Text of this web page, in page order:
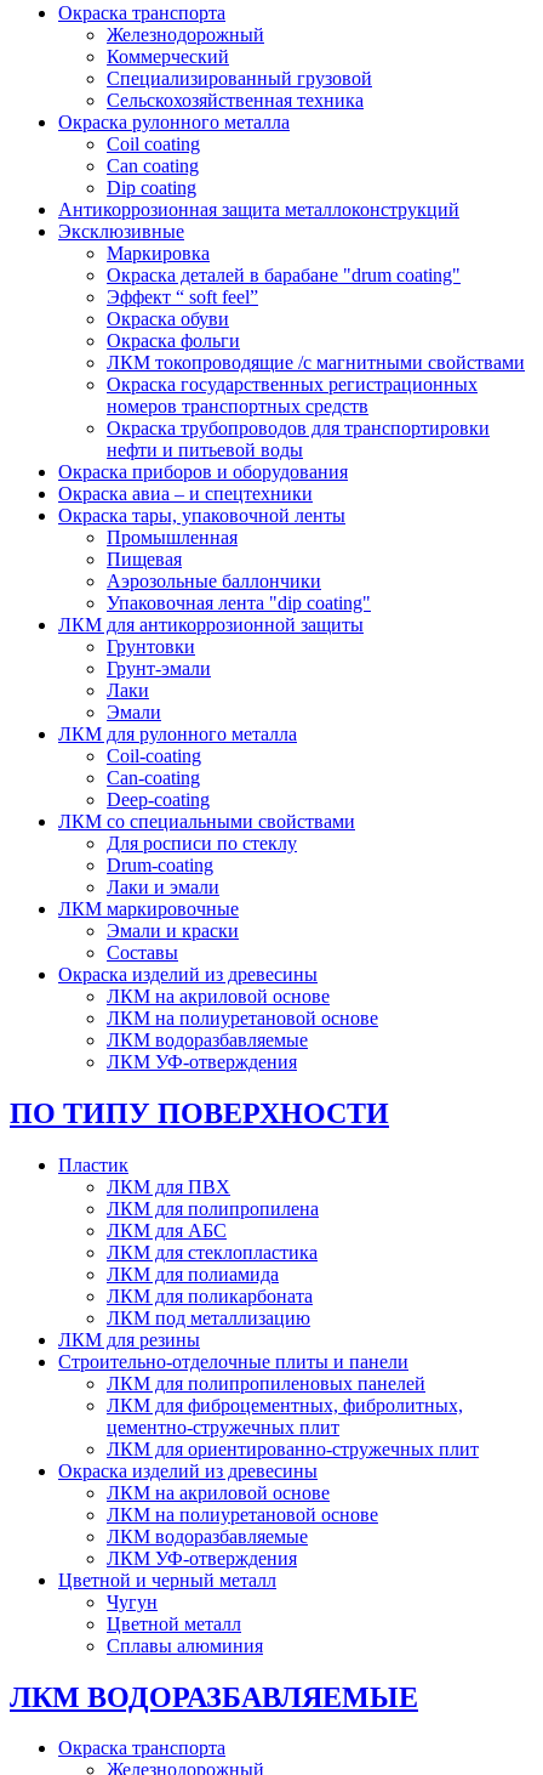
Окраска транспорта
Железнодорожный
Коммерческий
Специализированный грузовой
Сельскохозяйственная техника
Окраска рулонного металла
Coil coating
Can coating
Dip coating
Антикоррозионная защита металлоконструкций
Эксклюзивные
Маркировка
Окраска деталей в барабане "drum coating"
Эффект “ soft feel”
Окраска обуви
Окраска фольги
ЛКМ токопроводящие /с магнитными свойствами
Окраска государственных регистрационных
номеров транспортных средств
Окраска трубопроводов для транспортировки
нефти и питьевой воды
Окраска приборов и оборудования
Окраска авиа – и спецтехники
Окраска тары, упаковочной ленты
Промышленная
Пищевая
Аэрозольные баллончики
Упаковочная лента "dip coating"
ЛКМ для антикоррозионной защиты
Грунтовки
Грунт-эмали
Лаки
Эмали
ЛКМ для рулонного металла
Coil-coating
Can-coating
Deep-coating
ЛКМ со специальными свойствами
Для росписи по стеклу
Drum-coating
Лаки и эмали
ЛКМ маркировочные
Эмали и краски
Составы
Окраска изделий из древесины
ЛКМ на акриловой основе
ЛКМ на полиуретановой основе
ЛКМ водоразбавляемые
ЛКМ УФ-отверждения
ПО ТИПУ ПОВЕРХНОСТИ
Пластик
ЛКМ для ПВХ
ЛКМ для полипропилена
ЛКМ для АБС
ЛКМ для стеклопластика
ЛКМ для полиамида
ЛКМ для поликарбоната
ЛКМ под металлизацию
ЛКМ для резины
Строительно-отделочные плиты и панели
ЛКМ для полипропиленовых панелей
ЛКМ для фиброцементных, фибролитных,
цементно-стружечных плит
ЛКМ для ориентированно-стружечных плит
Окраска изделий из древесины
ЛКМ на акриловой основе
ЛКМ на полиуретановой основе
ЛКМ водоразбавляемые
ЛКМ УФ-отверждения
Цветной и черный металл
Чугун
Цветной металл
Сплавы алюминия
ЛКМ ВОДОРАЗБАВЛЯЕМЫЕ
Окраска транспорта
Железнодорожный